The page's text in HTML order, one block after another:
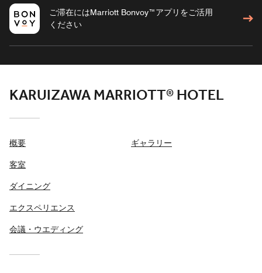
ご滞在にはMarriott Bonvoy™アプリをご活用
ください
KARUIZAWA MARRIOTT® HOTEL
概要
客室
ダイニング
エクスペリエンス
会議・ウエディング
ギャラリー